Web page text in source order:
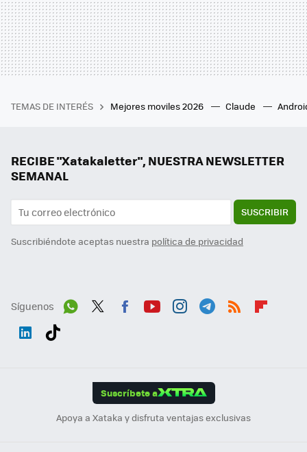
TEMAS DE INTERÉS Mejores moviles 2026 Claude
RECIBE "Xatakaletter", NUESTRA NEWSLETTER
SEMANAL
SUSCRIBIR
Suscribiéndote aceptas nuestra política de privacidad
Síguenos
Suscríbete a
Apoya a Xataka y disfruta ventajas exclusivas